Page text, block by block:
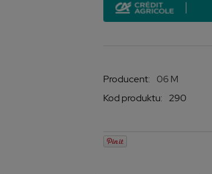
Producent:
06 M
Kod produktu:
290